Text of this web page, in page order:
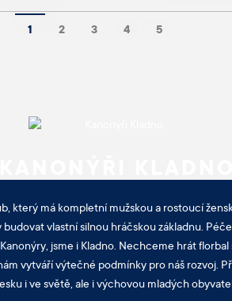
s nimi končí i 19letý Karel Frýba.
1
2 3 4 5
který má kompletní mužskou a rostoucí
vlastní silnou hráčskou základnu.
jsme i Kladno. Nechceme hrát
vytváří výtečné podmínky pro náš rozvoj.
i ve světě, ale i výchovou mladých